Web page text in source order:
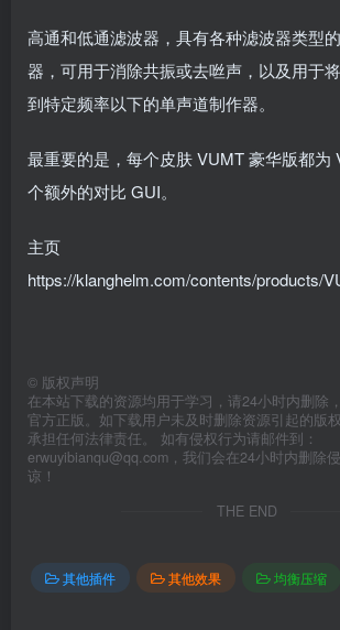
高通和低通滤波器，具有各种滤波器类型
器，可用于消除共振或去咝声，以及用于
到特定频率以下的单声道制作器。
最重要的是，每个皮肤 VUMT 豪华版都为
个额外的对比 GUI。
主页
https://klanghelm.com/contents/products/
© 版权声明
在本站下载的资源均用于学习，请24小时内删除
官方正版。如下载用户未及时删除资源引起的版
承担任何法律责任。 如有侵权行为请邮件到：
erwuyibianqu@qq.com，我们会在24小时内删除
谅！
THE END
其他插件 其他效果 均衡压缩